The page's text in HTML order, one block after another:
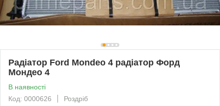
Радіатор Ford Mondeo 4 радіатор Форд
Мондео 4
В наявності
Код: 0000626
Роздріб